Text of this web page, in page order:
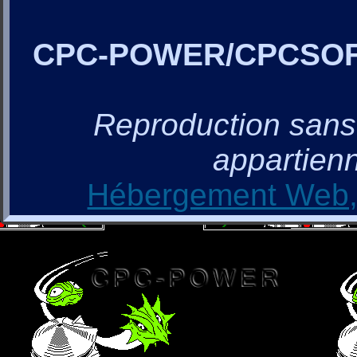
CPC-POWER/
Reproduction
Hébergement